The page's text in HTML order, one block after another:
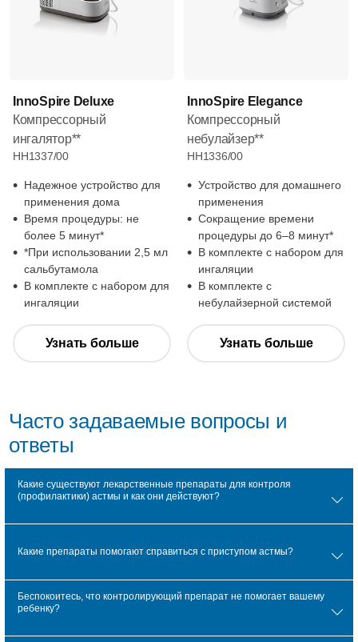
InnoSpire Deluxe
Компрессорный
ингалятор**
HH1337/00
Надежное устройство для
применения дома
Время процедуры: не
более 5 минут*
*При использовании 2,5 мл
сальбутамола
В комплекте с набором для
ингаляции
Узнать больше
InnoSpire Elegance
Компрессорный
небулайзер**
HH1336/00
Устройство для домашнего
применения
Сокращение времени
процедуры до 6–8 минут*
В комплекте с набором для
ингаляции
В комплекте с
небулайзерной системой
Узнать больше
Часто задаваемые вопросы и
ответы
Какие существуют лекарственные препараты для контроля
(профилактики) астмы и как они действуют?
Какие препараты помогают справиться с приступом астмы?
Беспокоитесь, что контролирующий препарат не помогает вашему
ребенку?